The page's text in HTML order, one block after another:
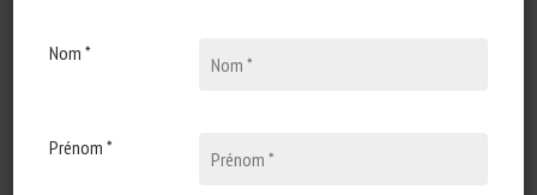
Types de document
Revue scientifique / Synthèse
Nom *
Prénom *